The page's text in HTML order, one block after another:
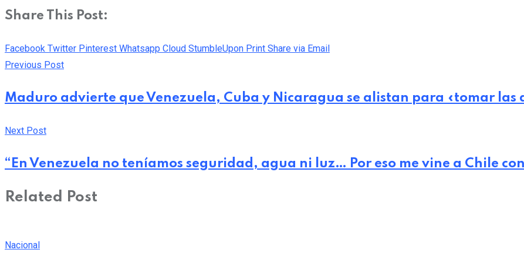
Share This Post:
Facebook Twitter Pinterest Whatsapp Cloud StumbleUpon Print Share via Email
Previous Post
Maduro advierte que Venezuela, Cuba y Nicaragua se alistan para «tomar las
Next Post
“En Venezuela no teníamos seguridad, agua ni luz… Por eso me vine a Chile
Related Post
Nacional